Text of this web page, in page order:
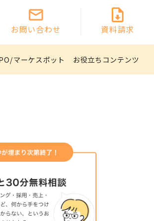
お問い合わせ 資料請求
マーケスポット お役立ちコンテンツ